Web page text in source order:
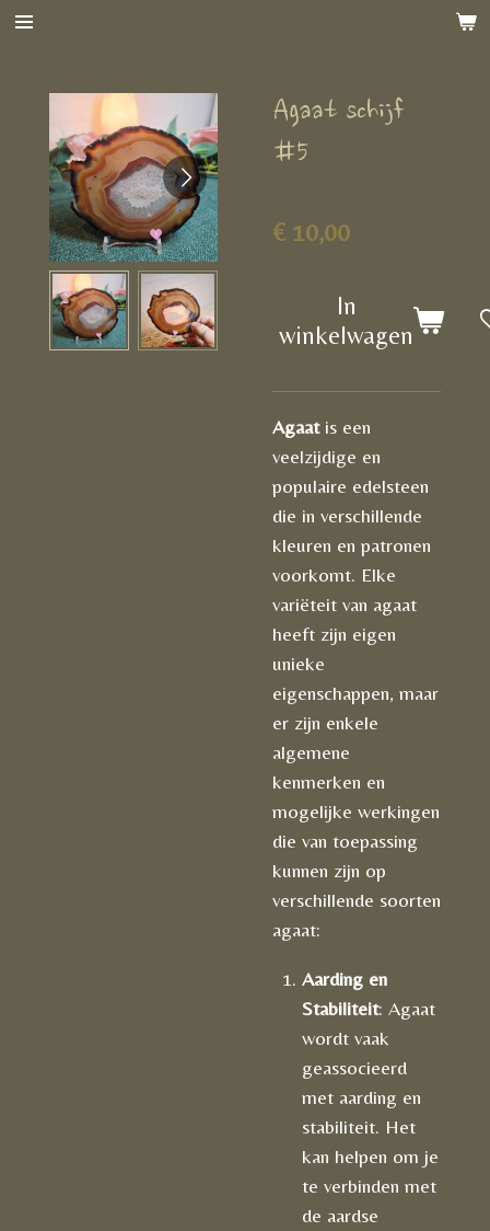
Ga
hoofdinhoud
Agaat schijf
#5
€ 10,00
In
winkelwagen
Agaatis een
veelzijdige en
populaire edelsteen
die in verschillende
kleuren en patronen
voorkomt. Elke
variëteit van agaat
heeft zijn eigen
unieke
eigenschappen, maar
er zijn enkele
algemene
kenmerken en
mogelijke werkingen
die van toepassing
kunnen zijn op
verschillende soorten
agaat:
Aarding en
Stabiliteit: Agaat
wordt vaak
geassocieerd
met aarding en
stabiliteit. Het
kan helpen om je
te verbinden met
de aardse